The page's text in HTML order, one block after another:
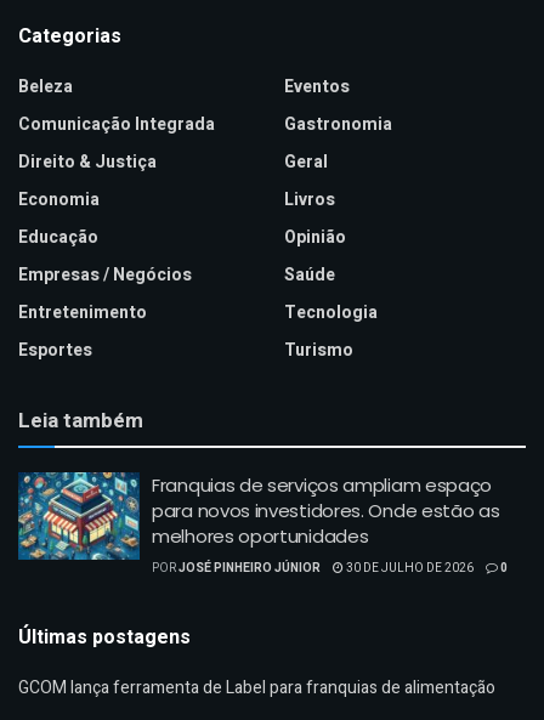
Categorias
Beleza
Comunicação Integrada
Direito & Justiça
Economia
Educação
Empresas / Negócios
Entretenimento
Esportes
Eventos
Gastronomia
Geral
Livros
Opinião
Saúde
Tecnologia
Turismo
Leia também
Franquias de serviços ampliam espaço
para novos investidores. Onde estão as
melhores oportunidades
PORJOSÉ PINHEIRO JÚNIOR 30 DE JULHO DE 2026 0
Últimas postagens
GCOM lança ferramenta de Label para franquias de alimentação